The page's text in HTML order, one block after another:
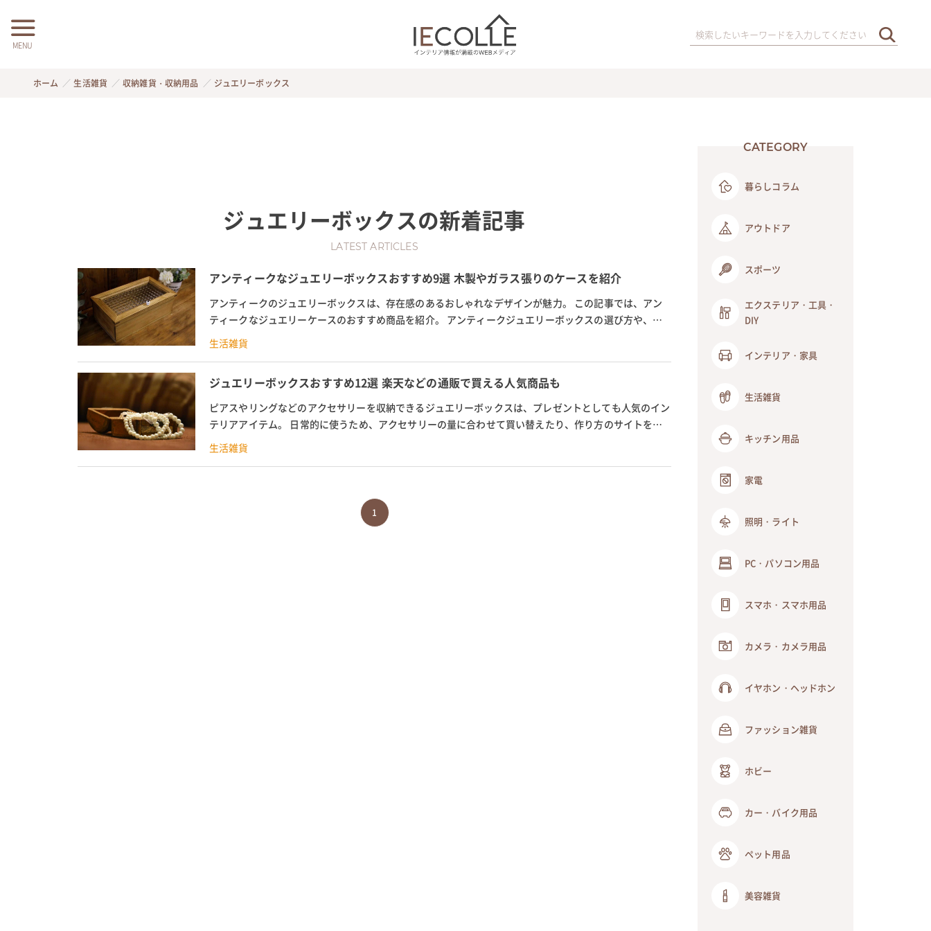
MENU
ホーム 生活雑貨 収納雑貨・収納用品 ジュエリーボックス
ジュエリーボックスの新着記事
LATEST ARTICLES
アンティークなジュエリーボックスおすすめ9選 木製やガラス張りのケースを紹介
アンティークのジュエリーボックスは、存在感のあるおしゃれなデザインが魅力。 この記事では、アン
ティークなジュエリーケースのおすすめ商品を紹介。 アンティークジュエリーボックスの選び方や、ア
ンティークとヴィンテージの違いなども解説します。 ア...
生活雑貨
ジュエリーボックスおすすめ12選 楽天などの通販で買える人気商品も
ピアスやリングなどのアクセサリーを収納できるジュエリーボックスは、プレゼントとしても人気のイン
テリアアイテム。 日常的に使うため、アクセサリーの量に合わせて買い替えたり、作り方のサイトを見
て自作したりする人もいます。 今回は楽天やamazonな...
生活雑貨
1
CATEGORY
暮らしコラム
アウトドア
スポーツ
エクステリア・工具・
DIY
インテリア・家具
生活雑貨
キッチン用品
家電
照明・ライト
PC・パソコン用品
スマホ・スマホ用品
カメラ・カメラ用品
イヤホン・ヘッドホン
ファッション雑貨
ホビー
カー・バイク用品
ペット用品
美容雑貨